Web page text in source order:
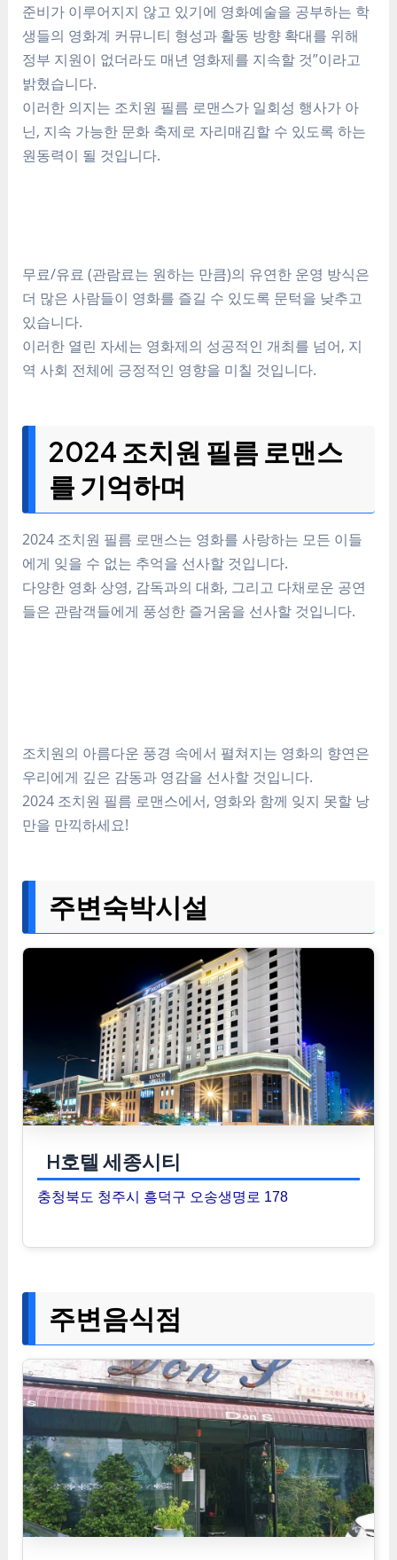
준비가 이루어지지 않고 있기에 영화예술을 공부하는 학
생들의 영화계 커뮤니티 형성과 활동 방향 확대를 위해
정부 지원이 없더라도 매년 영화제를 지속할 것”이라고
밝혔습니다.
이러한 의지는 조치원 필름 로맨스가 일회성 행사가 아
닌, 지속 가능한 문화 축제로 자리매김할 수 있도록 하는
원동력이 될 것입니다.
무료/유료 (관람료는 원하는 만큼)의 유연한 운영 방식은
더 많은 사람들이 영화를 즐길 수 있도록 문턱을 낮추고
있습니다.
이러한 열린 자세는 영화제의 성공적인 개최를 넘어, 지
역 사회 전체에 긍정적인 영향을 미칠 것입니다.
2024 조치원 필름 로맨스
를 기억하며
2024 조치원 필름 로맨스는 영화를 사랑하는 모든 이들
에게 잊을 수 없는 추억을 선사할 것입니다.
다양한 영화 상영, 감독과의 대화, 그리고 다채로운 공연
들은 관람객들에게 풍성한 즐거움을 선사할 것입니다.
조치원의 아름다운 풍경 속에서 펼쳐지는 영화의 향연은
우리에게 깊은 감동과 영감을 선사할 것입니다.
2024 조치원 필름 로맨스에서, 영화와 함께 잊지 못할 낭
만을 만끽하세요!
주변숙박시설
H호텔 세종시티
충청북도 청주시 흥덕구 오송생명로 178
주변음식점